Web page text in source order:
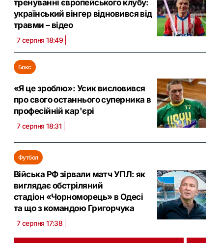
тренуванні європейського клубу:
український вінгер відновився від
травми – відео
7 серпня 18:49
Бокс
«Я це зроблю»: Усик висловився
про свого останнього суперника в
професійній кар'єрі
7 серпня 18:31
Футбол
Війська РФ зірвали матч УПЛ: як
виглядає обстріляний
стадіон «Чорноморець» в Одесі
та що з командою Григорчука
7 серпня 17:38